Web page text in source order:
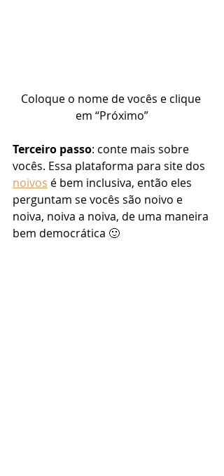
Coloque o nome de vocês e clique
em “Próximo”
Terceiro passo: conte mais sobre
vocês. Essa plataforma para site dos
noivos é bem inclusiva, então eles
perguntam se vocês são noivo e
noiva, noiva a noiva, de uma maneira
bem democrática 🙂